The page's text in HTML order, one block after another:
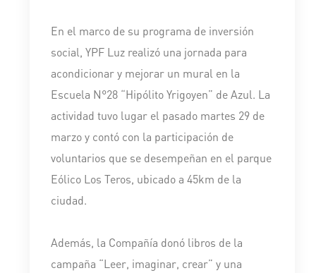
En el marco de su programa de inversión
social, YPF Luz realizó una jornada para
acondicionar y mejorar un mural en la
Escuela N°28 “Hipólito Yrigoyen” de Azul. La
actividad tuvo lugar el pasado martes 29 de
marzo y contó con la participación de
voluntarios que se desempeñan en el parque
Eólico Los Teros, ubicado a 45km de la
ciudad.
Además, la Compañía donó libros de la
campaña “Leer, imaginar, crear” y una